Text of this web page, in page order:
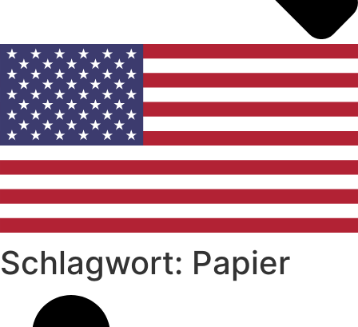
Schlagwort: Papier